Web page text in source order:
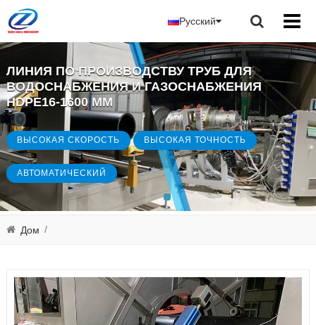
Русский
ЛИНИЯ ПО ПРОИЗВОДСТВУ ТРУБ ДЛЯ
ВОДОСНАБЖЕНИЯ И ГАЗОСНАБЖЕНИЯ
HDPE16-1600 ММ
ВЫСОКАЯ СКОРОСТЬ ВЫСОКАЯ ТОЧНОСТЬ
АВТОМАТИЧЕСКИЙ
Дом /